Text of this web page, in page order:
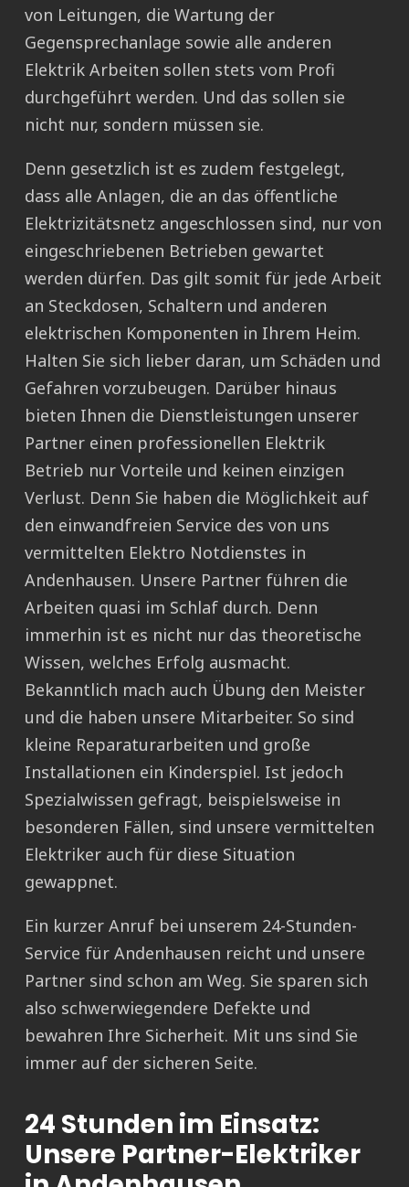
von Leitungen, die Wartung der
Gegensprechanlage sowie alle anderen
Elektrik Arbeiten sollen stets vom Profi
durchgeführt werden. Und das sollen sie
nicht nur, sondern müssen sie.
Denn gesetzlich ist es zudem festgelegt,
dass alle Anlagen, die an das öffentliche
Elektrizitätsnetz angeschlossen sind, nur von
eingeschriebenen Betrieben gewartet
werden dürfen. Das gilt somit für jede Arbeit
an Steckdosen, Schaltern und anderen
elektrischen Komponenten in Ihrem Heim.
Halten Sie sich lieber daran, um Schäden und
Gefahren vorzubeugen. Darüber hinaus
bieten Ihnen die Dienstleistungen unserer
Partner einen professionellen Elektrik
Betrieb nur Vorteile und keinen einzigen
Verlust. Denn Sie haben die Möglichkeit auf
den einwandfreien Service des von uns
vermittelten Elektro Notdienstes in
Andenhausen. Unsere Partner führen die
Arbeiten quasi im Schlaf durch. Denn
immerhin ist es nicht nur das theoretische
Wissen, welches Erfolg ausmacht.
Bekanntlich mach auch Übung den Meister
und die haben unsere Mitarbeiter. So sind
kleine Reparaturarbeiten und große
Installationen ein Kinderspiel. Ist jedoch
Spezialwissen gefragt, beispielsweise in
besonderen Fällen, sind unsere vermittelten
Elektriker auch für diese Situation
gewappnet.
Ein kurzer Anruf bei unserem 24-Stunden-
Service für Andenhausen reicht und unsere
Partner sind schon am Weg. Sie sparen sich
also schwerwiegendere Defekte und
bewahren Ihre Sicherheit. Mit uns sind Sie
immer auf der sicheren Seite.
24 Stunden im Einsatz:
Unsere Partner-Elektriker